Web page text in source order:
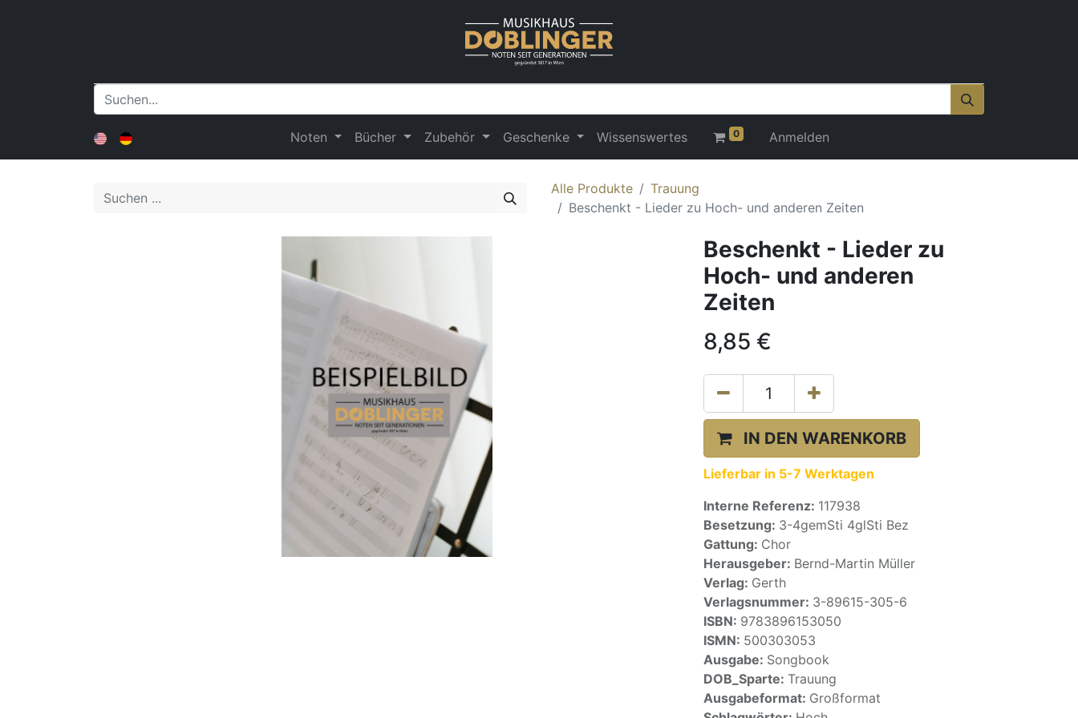
Noten Bücher Zubehör Geschenke Wissenswertes 0 Anmelden
Alle Produkte
Trauung
Beschenkt - Lieder zu Hoch- und anderen Zeiten
Beschenkt - Lieder zu
Hoch- und anderen
Zeiten
8,85 €
IN DEN WARENKORB
Lieferbar in 5-7 Werktagen
Interne Referenz: 117938
Besetzung: 3-4gemSti 4glSti Bez
Gattung: Chor
Herausgeber: Bernd-Martin Müller
Verlag: Gerth
Verlagsnummer: 3-89615-305-6
ISBN: 9783896153050
ISMN: 500303053
Ausgabe: Songbook
DOB_Sparte: Trauung
Ausgabeformat: Großformat